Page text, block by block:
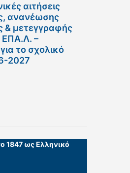
αιτήσεις
ανανέωσης
& μετεγγραφής
ΕΠΑ.Λ. –
το σχολικό
2027
1847 ως Ελληνικό